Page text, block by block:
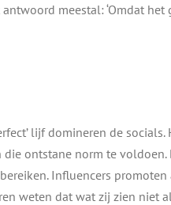
meestal: ‘Omdat het
lijf domineren de
ontstane norm te
Influencers
weten dat wat zij zien